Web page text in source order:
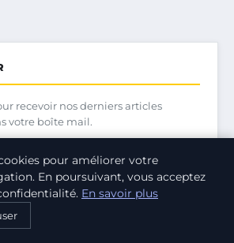
recevoir nos derniers articles
votre boîte mail.
S'INSCRIRE
pour améliorer votre
En poursuivant, vous acceptez
En savoir plus